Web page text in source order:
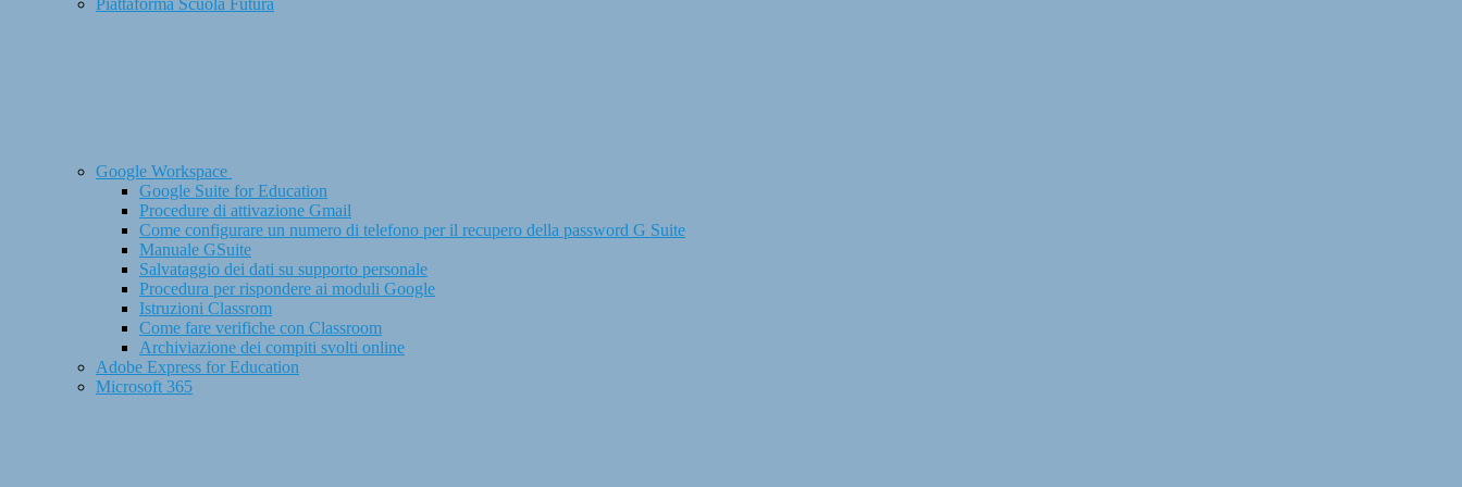
Piattaforma Scuola Futura
Google Workspace
Google Suite for Education
Procedure di attivazione Gmail
Come configurare un numero di telefono per il recupero della password G Suite
Manuale GSuite
Salvataggio dei dati su supporto personale
Procedura per rispondere ai moduli Google
Istruzioni Classrom
Come fare verifiche con Classroom
Archiviazione dei compiti svolti online
Adobe Express for Education
Microsoft 365